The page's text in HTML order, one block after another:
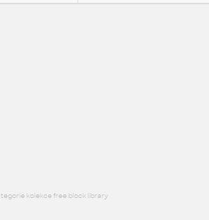
kolekce free block library